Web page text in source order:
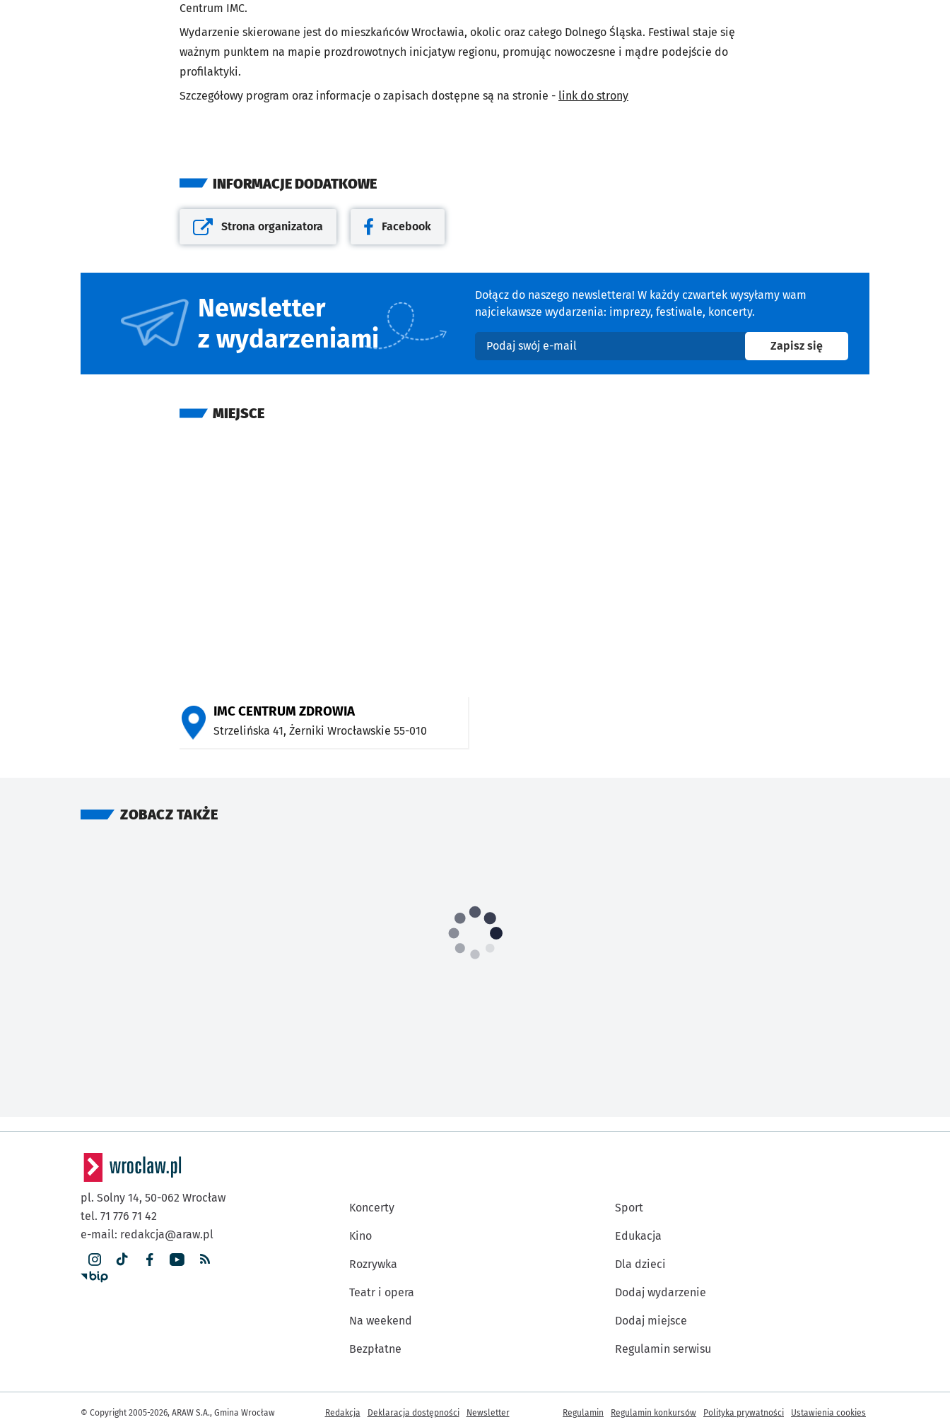
Centrum IMC.
Wydarzenie skierowane jest do mieszkańców Wrocławia, okolic oraz całego Dolnego Śląska. Festiwal staje się
ważnym punktem na mapie prozdrowotnych inicjatyw regionu, promując nowoczesne i mądre podejście do
profilaktyki.
Szczegółowy program oraz informacje o zapisach dostępne są na stronie - link do strony
INFORMACJE DODATKOWE
Otwiera się w nowej karcie
Strona organizatora
Otwiera się w nowej karcie
Facebook
Newsletter
z wydarzeniami
Dołącz do naszego newslettera! W każdy czwartek wysyłamy wam
najciekawsze wydarzenia: imprezy, festiwale, koncerty.
Podaj swój e-mail
Zapisz sięna newsletter
MIEJSCE
IMC CENTRUM ZDROWIA
Strzelińska 41, Żerniki Wrocławskie 55-010
ZOBACZ TAKŻE
pl. Solny 14, 50-062 Wrocław
tel. 71 776 71 42
e-mail: redakcja@araw.pl
Koncerty
Kino
Rozrywka
Teatr i opera
Na weekend
Bezpłatne
Sport
Edukacja
Dla dzieci
Dodaj wydarzenie
Dodaj miejsce
Regulamin serwisu
© Copyright 2005-2026, ARAW S.A., Gmina Wrocław Inne informacje
Redakcja Deklaracja dostępności Newsletter Regulamin Regulamin konkursów Polityka prywatności Ustawienia cookies